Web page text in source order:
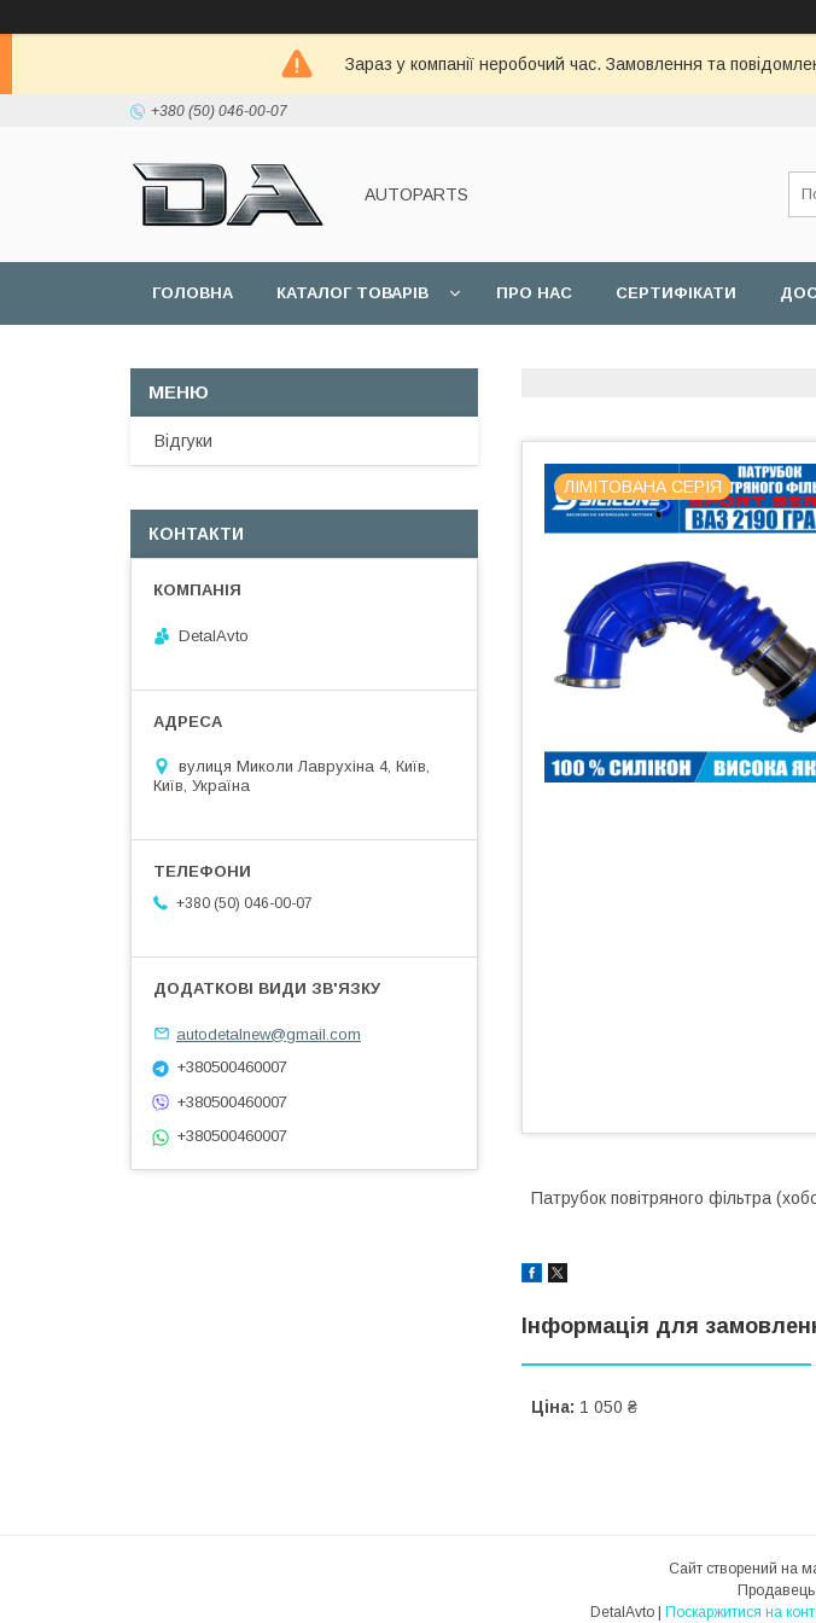
Зараз у компанії неробочий час. Замовлення та
+380 (50) 046-00-07
AUTOPARTS
ГОЛОВНА КАТАЛОГ ТОВАРІВ ПРО НАС СЕРТИФІКАТИ
ЛІМІТОВАНА СЕРІЯ
Патрубок повітряного фільтра
Інформація для
Ціна: 1 050 ₴
Відгуки
КОНТАКТИ
DetalAvto
вулиця Миколи Лаврухіна 4, Київ,
Київ, Україна
+380 (50) 046-00-07
autodetalnew@gmail.com
+380500460007
+380500460007
+380500460007
Сайт створений на
DetalAvto | Поскаржитися на